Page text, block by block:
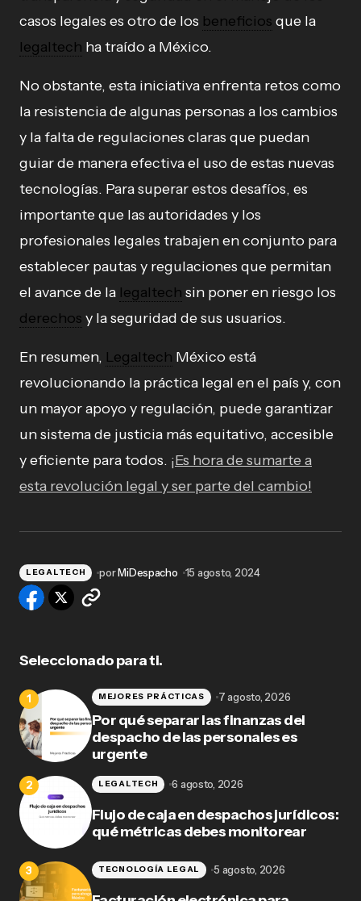
casos legales es otro de los beneficios que la
legaltech ha traído a México.
No obstante, esta iniciativa enfrenta retos como
la resistencia de algunas personas a los cambios
y la falta de regulaciones claras que puedan
guiar de manera efectiva el uso de estas nuevas
tecnologías. Para superar estos desafíos, es
importante que las autoridades y los
profesionales legales trabajen en conjunto para
establecer pautas y regulaciones que permitan
el avance de la legaltech sin poner en riesgo los
derechos y la seguridad de sus usuarios.
En resumen, Legaltech México está
revolucionando la práctica legal en el país y, con
un mayor apoyo y regulación, puede garantizar
un sistema de justicia más equitativo, accesible
y eficiente para todos. ¡Es hora de sumarte a
esta revolución legal y ser parte del cambio!
LEGALTECH porMiDespacho 15 agosto, 2024
Seleccionado para ti.
Por qué separar las finanzas del
despacho de las personales es
urgente
MEJORES PRÁCTICAS 7 agosto, 2026
Flujo de caja en despachos jurídicos:
qué métricas debes monitorear
LEGALTECH 6 agosto, 2026
TECNOLOGÍA LEGAL 5 agosto, 2026